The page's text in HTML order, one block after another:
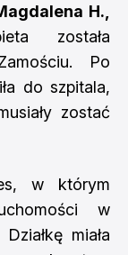
H.,
została
Po
do szpitala,
zostać
w którym
w
miała